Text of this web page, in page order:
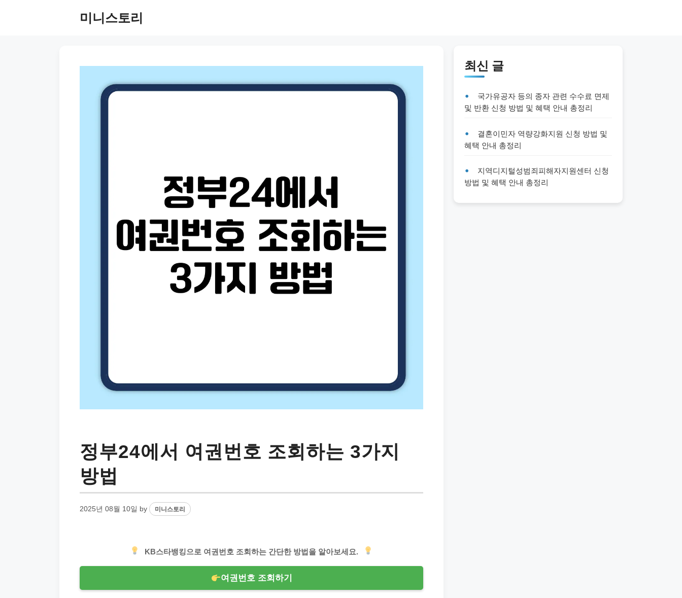
미니스토리
정부24에서 여권번호 조회하는 3가지
방법
2025년 08월 10일 by 미니스토리
KB스타뱅킹으로 여권번호 조회하는 간단한 방법을 알아보세요.
여권번호 조회하기
최신 글
국가유공자 등의 종자 관련 수수료 면제
및 반환 신청 방법 및 혜택 안내 총정리
결혼이민자 역량강화지원 신청 방법 및
혜택 안내 총정리
지역디지털성범죄피해자지원센터 신청
방법 및 혜택 안내 총정리